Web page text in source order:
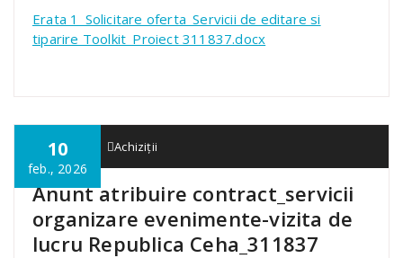
Erata 1_Solicitare oferta_Servicii de editare si
tiparire Toolkit_Proiect 311837.docx
10
feb., 2026
admin01 Achiziții
Anunt atribuire contract_servicii
organizare evenimente-vizita de
lucru Republica Ceha_311837